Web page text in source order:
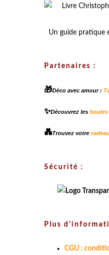
Un guide pratique
Partenaires :
🎁Déco avec amour :
✨Découvrez les boules
💑Trouvez votre
Sécurité :
Plus
CGU :